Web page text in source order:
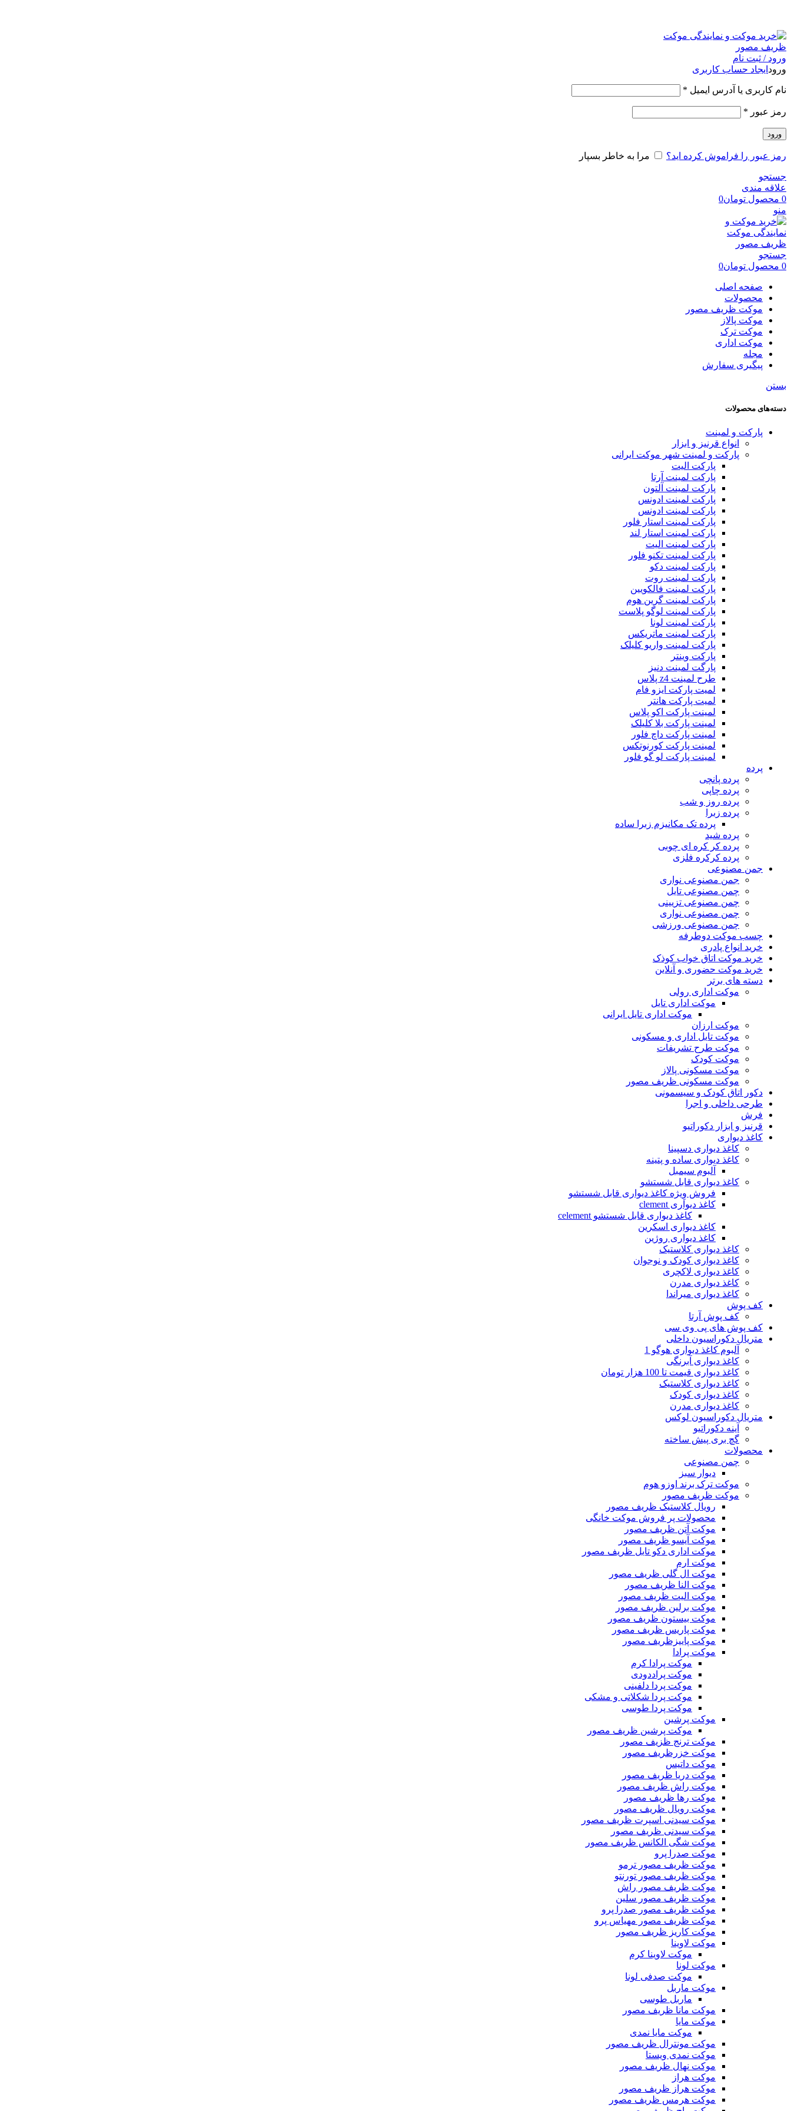
ورود / ثبت نام
ورود ایجاد حساب کاربری
نام کاربری یا آدرس ایمیل *
رمز عبور *
ورود
رمز عبور را فراموش کرده اید؟ مرا به خاطر بسپار
جستجو
علاقه مندی
0 محصول تومان0
منو
جستجو
0 محصول تومان0
صفحه اصلی
محصولات
موکت ظریف مصور
موکت پالاز
موکت ترک
موکت اداری
مجله
پیگیری سفارش
بستن
دسته‌های محصولات
پارکت و لمینت
انواع قرنیز و ابزار
پارکت و لمینت شهر موکت ایرانی
پارکت الیت
پارکت لمینت آرتا
پارکت لمینت آلتون
پارکت لمینت ادونس
پارکت لمینت ادونس
پارکت لمینت استار فلور
پارکت لمینت استار لند
پارکت لمینت الیت
پارکت لمینت تکنو فلور
پارکت لمینت دکو
پارکت لمینت روت
پارکت لمینت فالکویین
پارکت لمینت گرین هوم
پارکت لمینت لوگو پلاست
پارکت لمینت لونا
پارکت لمینت ماتریکس
پارکت لمینت واریو کلیلک
پارکت وینتر
پارگت لمینت دنیز
طرح لمینت z4 پلاس
لمیت پارکت ایزو فام
لمیت پارکت هانتر
لمینت پارکت اکو پلاس
لمینت پارکت بلا کلیلک
لمینت پارکت داچ فلور
لمینت پارکت کورنوتکس
لمینت پارکت لو گو فلور
پرده
پرده پانچی
پرده چاپی
پرده روز و شب
پرده زبرا
پرده تک مکانیزم زبرا ساده
پرده شید
پرده کر کره ای چوبی
پرده کرکره فلزی
جمن مصنوعی
جمن مصنوعی نواری
چمن مصنوعی تایل
چمن مصنوعی تزیینی
چمن مصنوعی نواری
چمن مصنوعی ورزشی
چسب موکت دوطرفه
خرید انواع پادری
خرید موکت اتاق خواب کوذک
خرید موکت حضوری و آنلاین
دسته های برتر
موکت اداری رولی
موکت اداری تایل
موکت اداری تایل ایرانی
موکت ارزان
موکت تایل اداری و مسکونی
موکت طرح تشریفات
موکت کودک
موکت مسکونی پالاز
موکت مسکونی ظریف مصور
دکور اتاق کودک و سیسمونی
طرحی داخلی و اجرا
فرش
قرنیز و ابزار دکوراتیو
کاغذ دیواری
کاغذ دیواری دسپینا
کاغذ دیواری ساده و پتینه
آلبوم سیمبل
کاغذ دیواری قابل شستشو
فروش وِیژه کاغذ دیواری قابل شستشو
کاغذ دیواری clement
کاغذ دیواری قابل شستشو celement
کاغذ دیواری اسکرین
کاغذ دیواری روژین
کاغذ دیواری کلاستیک
کاغذ دیواری کودک و نوجوان
کاغذ دیواری لاکچری
کاغذ دیواری مدرن
کاغذ دیواری میراندا
کف پوش
کف پوش آرتا
کف پوش های پی وی سی
متریال دکوراسیون داخلی
آلبوم کاغذ دیواری هوگو 1
کاغذ دیواری آبرنگی
کاغذ دیواری قیمت تا 100 هزار تومان
کاغذ دیواری کلاستیک
کاغذ دیواری کودک
کاغذ دیواری مدرن
متریال دکوراسیون لوکس
آینه دکوراتیو
گچ بری پیش ساخته
محصولات
چمن مصنوعی
دیوار سبز
موکت ترک برند اوزو هوم
موکت ظریف مصور
رویال کلاستیک ظریف مصور
محصولات پر فروش موکت خانگی
موکت آتن ظریف مصور
موکت آیسو ظریف مصور
موکت اداری دکو تایل ظریف مصور
موکت ارم
موکت ال گلی ظریف مصور
موکت النا ظریف مصور
موکت الیت ظریف مصور
موکت برلین ظریف مصور
موکت بیستون ظریف مصور
موکت پاریس ظریف مصور
موکت پاییزظریف مصور
موکت پرادا
موکت پرادا کرم
موکت پراددودی
موکت پردا دلفینی
موکت پردا شکلاتی و مشکی
موکت پردا طوسی
موکت پرشین
موکت پرشین ظریف مصور
موکت ترنج ظزیف مصور
موکت خزرظریف مصور
موکت داتیس
موکت دریا ظریف مصور
موکت راش ظریف مصور
موکت رها ظریف مصور
موکت رویال ظریف مصور
موکت سیدنی اسپرت ظریف مصور
موکت سیدنی ظریف مصور
موکت شگی الکانس ظریف مصور
موکت صدرا پرو
موکت ظریف مصور ترمو
موکت ظریف مصور تورنتو
موکت ظریف مصور راش
موکت ظریف مصور سلین
موکت ظریف مصور صدرا پرو
موکت ظریف مصور مهیاس پرو
موکت کاریز ظریف مصور
موکت لاوینا
موکت لاوینا کرم
موکت لونا
موکت صدفی لونا
موکت ماربل
ماربل طوسی
موکت مانا ظریف مصور
موکت مایا
موکت مایا نمدی
موکت مونترال ظریف مصور
موکت نمدی ویستا
موکت نهال ظریف مصور
موکت هراز
موکت هراز ظریف مصور
موکت هرمس ظریف مصور